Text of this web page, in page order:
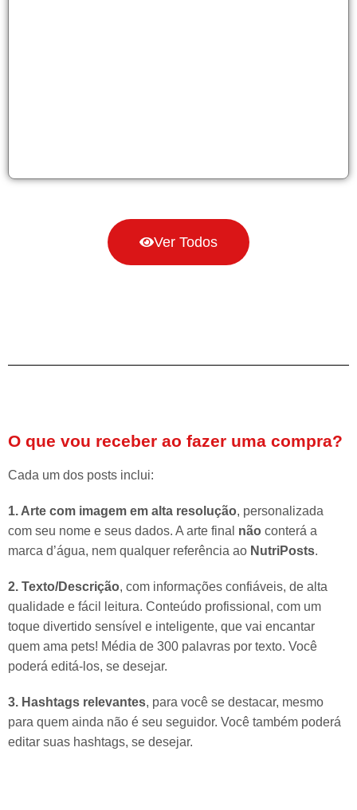
Ver Todos
O que vou receber ao fazer uma compra?
Cada um dos posts inclui:
1. Arte com imagem em alta resolução, personalizada
com seu nome e seus dados. A arte final não conterá a
marca d’água, nem qualquer referência ao NutriPosts.
2. Texto/Descrição, com informações confiáveis, de alta
qualidade e fácil leitura. Conteúdo profissional, com um
toque divertido sensível e inteligente, que vai encantar
quem ama pets! Média de 300 palavras por texto. Você
poderá editá-los, se desejar.
3. Hashtags relevantes, para você se destacar, mesmo
para quem ainda não é seu seguidor. Você também poderá
editar suas hashtags, se desejar.